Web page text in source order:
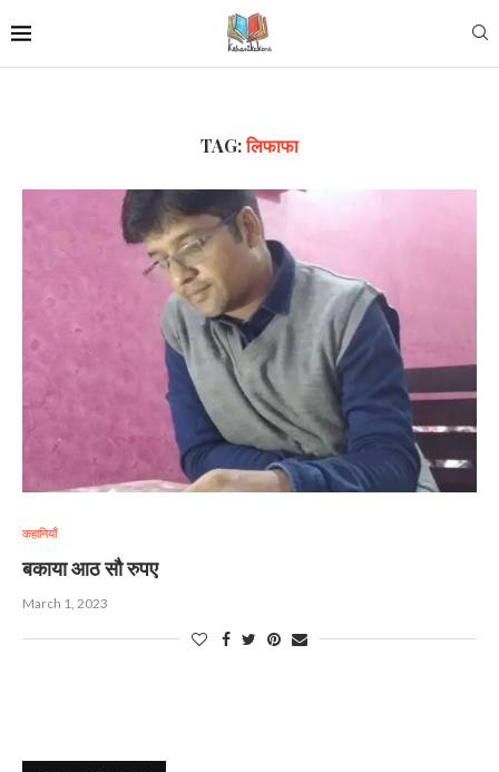
TAG:लिफाफा
कहानियाँ
बकाया आठ सौ रुपए
March 1, 2023